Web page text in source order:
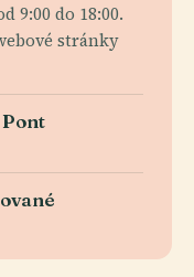
9:00 do 18:00.
stránky